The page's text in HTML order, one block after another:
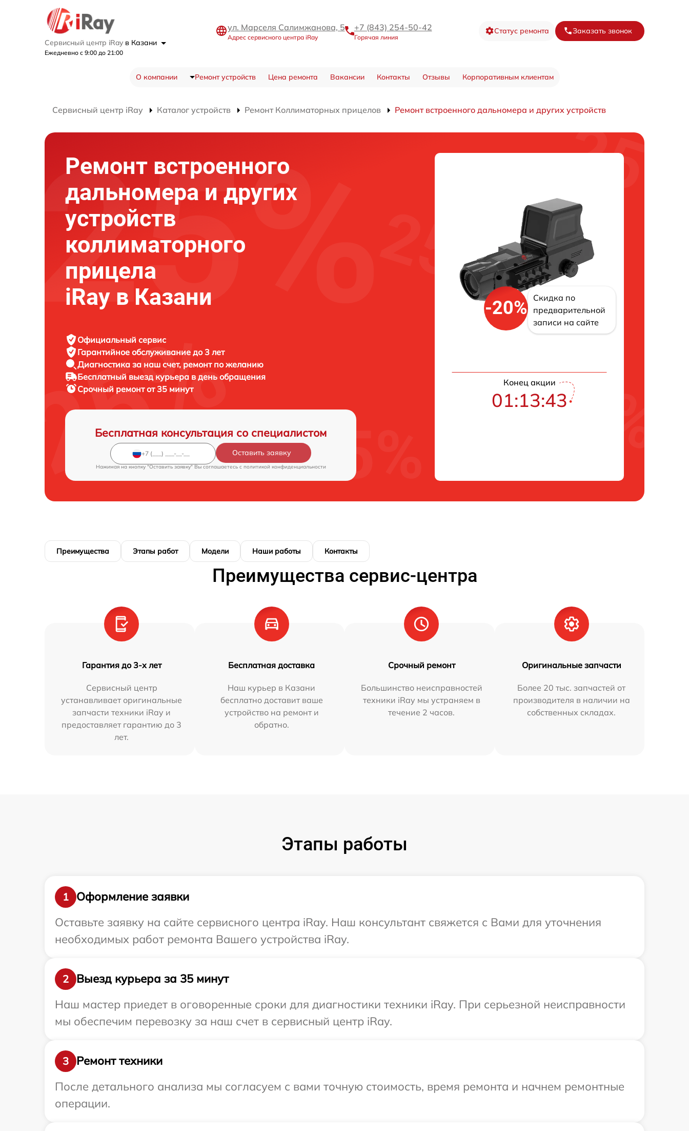
Сервисный центр iRay в Казани
Ежедневно с 9:00 до 21:00
ул. Марселя Салимжанова, 5
Адрес сервисного центра iRay
+7 (843) 254-50-42
Горячая линия
Статус ремонта Заказать звонок
О компании Ремонт устройств Цена ремонта Вакансии Контакты Отзывы Корпоративным клиентам
Сервисный центр iRay Каталог устройств Ремонт Коллиматорных прицелов Ремонт встроенного дальномера и других устройств
Ремонт встроенного
дальномера и других
устройств
коллиматорного
прицела
iRay в Казани
Официальный сервис
Гарантийное обслуживание до 3 лет
Диагностика за наш счет, ремонт по желанию
Бесплатный выезд курьера в день обращения
Срочный ремонтот 35 минут
Бесплатная консультация со специалистом
Оставить заявку
Нажимая на кнопку "Оставить заявку" Вы соглашаетесь c политикой конфиденциальности
-20%
Скидка по
предварительной
записи на сайте
Конец акции
01:13:42
Преимущества Этапы работ Модели Наши работы Контакты
Преимущества сервис-центра
Гарантия до 3-х лет
Сервисный центр
устанавливает оригинальные
запчасти техники iRay и
предоставляет гарантию до 3
лет.
Бесплатная доставка
Наш курьер в Казани
бесплатно доставит ваше
устройство на ремонт и
обратно.
Срочный ремонт
Большинство неисправностей
техники iRay мы устраняем в
течение 2 часов.
Оригинальные запчасти
Более 20 тыс. запчастей от
производителя в наличии на
собственных складах.
Этапы работы
1
Оформление заявки
Оставьте заявку на сайте сервисного центра iRay. Наш консультант свяжется с Вами для уточнения
необходимых работ ремонта Вашего устройства iRay.
2
Выезд курьера за 35 минут
Наш мастер приедет в оговоренные сроки для диагностики техники iRay. При серьезной неисправности
мы обеспечим перевозку за наш счет в сервисный центр iRay.
3
Ремонт техники
После детального анализа мы согласуем с вами точную стоимость, время ремонта и начнем ремонтные
операции.